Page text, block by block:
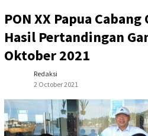
PON XX Papua
Hasil Pertandingan
Oktober 2021
Redaksi
2 October 2021